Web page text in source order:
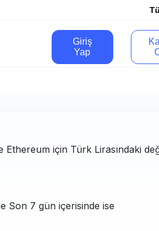
Giriş
Yap
için Türk Lirasındaki
Son 7 gün içerisinde ise